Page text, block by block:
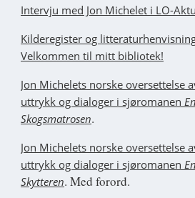
Intervju med Jon Michelet i LO-
Kilderegister og
Velkommen til mitt bibliotek!
Jon Michelets norske oversettelse
uttrykk og dialoger i sjøromanen
Skogsmatrosen.
Jon Michelets norske oversettelse
uttrykk og dialoger i sjøromanen
Skytteren. Med forord.